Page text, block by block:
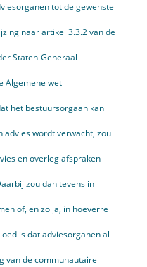
tot de gewenste
naar artikel 3.3.2 van de
Staten-Generaal
Algemene wet
het bestuursorgaan kan
advies wordt verwacht, zou
en overleg afspraken
zou dan tevens in
of, en zo ja, in hoeverre
is dat adviesorganen al
van de communautaire